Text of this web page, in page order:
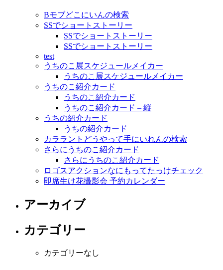
Bモブどこにいんの検索
SSでショートストーリー
SSでショートストーリー
SSでショートストーリー
test
うちのこ展スケジュールメイカー
うちのこ展スケジュールメイカー
うちのこ紹介カード
うちのこ紹介カード
うちのこ紹介カード – 縦
うちの紹介カード
うちの紹介カード
カララントどうやって手にいれんの検索
さらにうちのこ紹介カード
さらにうちのこ紹介カード
ロゴスアクションなにもってたっけチェック
即席生け花撮影会 予約カレンダー
アーカイブ
カテゴリー
カテゴリーなし